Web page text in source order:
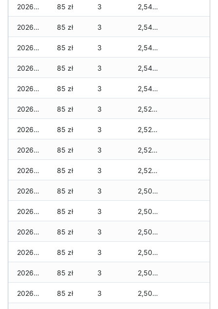
2026-06-17 85 zł 3 2,545 zł
2026-06-16 85 zł 3 2,545 zł
2026-06-15 85 zł 3 2,545 zł
2026-06-14 85 zł 3 2,545 zł
2026-06-13 85 zł 3 2,545 zł
2026-06-12 85 zł 3 2,525 zł
2026-06-11 85 zł 3 2,525 zł
2026-06-10 85 zł 3 2,525 zł
2026-06-09 85 zł 3 2,525 zł
2026-06-07 85 zł 3 2,505 zł
2026-06-06 85 zł 3 2,505 zł
2026-06-05 85 zł 3 2,505 zł
2026-06-04 85 zł 3 2,505 zł
2026-06-03 85 zł 3 2,505 zł
2026-06-02 85 zł 3 2,505 zł